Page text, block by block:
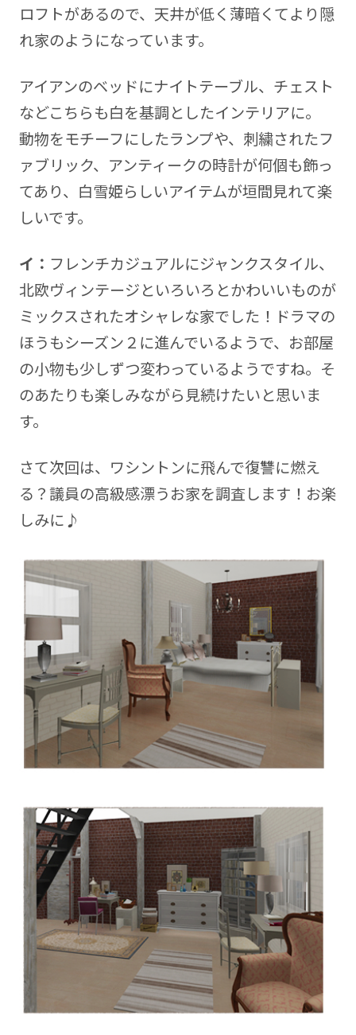
ロフトがあるので、天井が低く薄暗くてより隠
れ家のようになっています。
アイアンのベッドにナイトテーブル、チェスト
などこちらも白を基調としたインテリアに。
動物をモチーフにしたランプや、刺繍されたフ
ァブリック、アンティークの時計が何個も飾っ
てあり、白雪姫らしいアイテムが垣間見れて楽
しいです。
イ： フレンチカジュアルにジャンクスタイル、
北欧ヴィンテージといろいろとかわいいものが
ミックスされたオシャレな家でした！ドラマの
ほうもシーズン２に進んでいるようで、お部屋
の小物も少しずつ変わっているようですね。そ
のあたりも楽しみながら見続けたいと思いま
す。
さて次回は、ワシントンに飛んで復讐に燃え
る？議員の高級感漂うお家を調査します！お楽
しみに♪